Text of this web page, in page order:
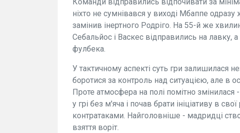
ніхто не сумнівався у виході Мбаппе одразу
замінив інертного Родріго. На 55-й же
Себальйос і Васкес відправились на
фулбека.
У тактичному аспекті суть гри залишилася
боротися за контроль над ситуацією, але в
Проте атмосфера на полі помітно
у грі без м'яча і почав брати ініціативу в
контратаками. Найголовніше - мадридці
взяття воріт.